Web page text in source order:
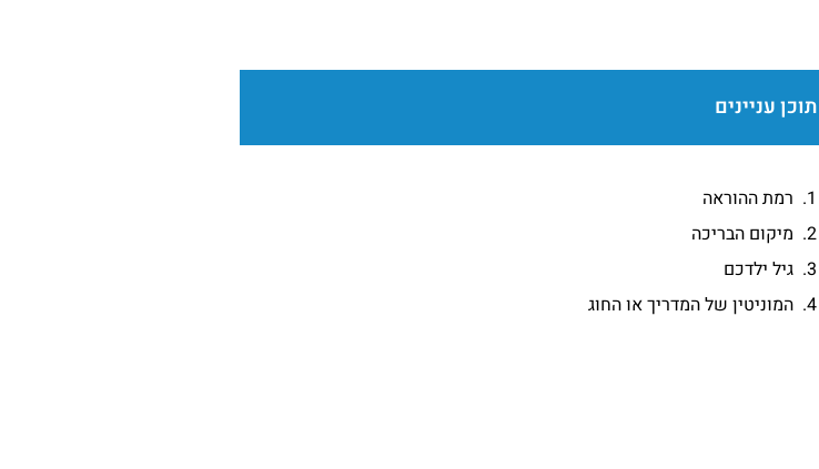
תוכן עניינים
רמת ההוראה
מיקום הבריכה
גיל ילדכם
המוניטין של המדריך או החוג